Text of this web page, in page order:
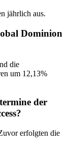
jährlich aus.
Dominion
die
um 12,13%
der
erfolgten die